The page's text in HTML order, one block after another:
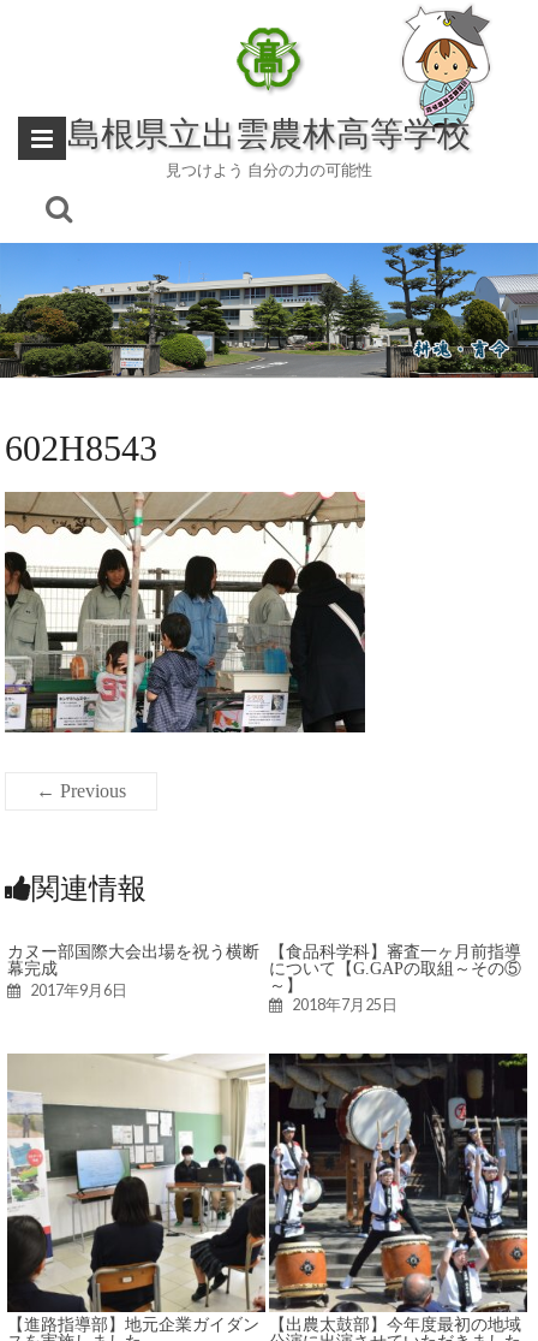
島根県立出雲農林高等学校
見つけよう 自分の力の可能性
602H8543
← Previous
関連情報
カヌー部国際大会出場を祝う横断
幕完成
2017年9月6日
【食品科学科】審査一ヶ月前指導
について【G.GAPの取組～その⑤
～】
2018年7月25日
【進路指導部】地元企業ガイダン
【出農太鼓部】今年度最初の地域